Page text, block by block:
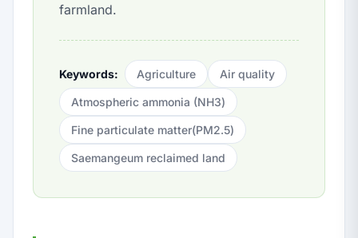
farmland.
Keywords: Agriculture Air quality
Atmospheric ammonia (NH3)
Fine particulate matter(PM2.5)
Saemangeum reclaimed land